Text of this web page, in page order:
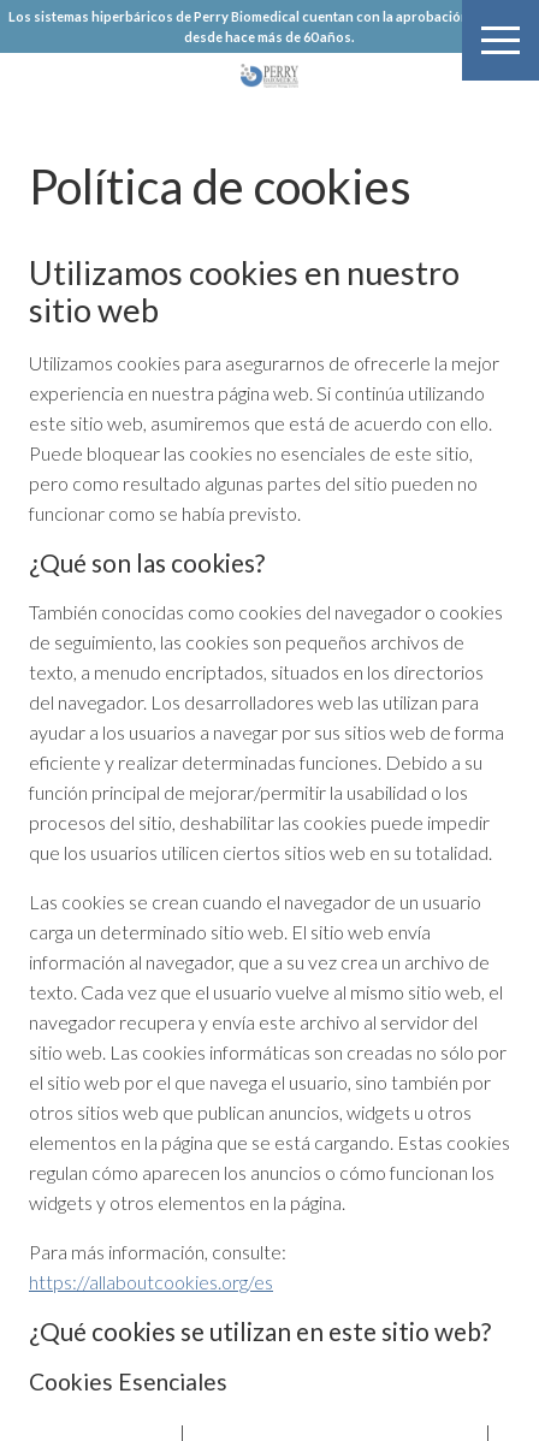
Skip
Los sistemas hiperbáricos de Perry Biomedical cuentan con la aprobación de la FDA
desde hace más de 60 años.
Perry Baromedical (LAT)
Hyperbaric Chambers and Equipment
Política de cookies
Utilizamos cookies en nuestro
sitio web
Utilizamos cookies para asegurarnos de ofrecerle la mejor
experiencia en nuestra página web. Si continúa utilizando
este sitio web, asumiremos que está de acuerdo con ello.
Puede bloquear las cookies no esenciales de este sitio,
pero como resultado algunas partes del sitio pueden no
funcionar como se había previsto.
¿Qué son las cookies?
También conocidas como cookies del navegador o cookies
de seguimiento, las cookies son pequeños archivos de
texto, a menudo encriptados, situados en los directorios
del navegador. Los desarrolladores web las utilizan para
ayudar a los usuarios a navegar por sus sitios web de forma
eficiente y realizar determinadas funciones. Debido a su
función principal de mejorar/permitir la usabilidad o los
procesos del sitio, deshabilitar las cookies puede impedir
que los usuarios utilicen ciertos sitios web en su totalidad.
Las cookies se crean cuando el navegador de un usuario
carga un determinado sitio web. El sitio web envía
información al navegador, que a su vez crea un archivo de
texto. Cada vez que el usuario vuelve al mismo sitio web, el
navegador recupera y envía este archivo al servidor del
sitio web. Las cookies informáticas son creadas no sólo por
el sitio web por el que navega el usuario, sino también por
otros sitios web que publican anuncios, widgets u otros
elementos en la página que se está cargando. Estas cookies
regulan cómo aparecen los anuncios o cómo funcionan los
widgets y otros elementos en la página.
Para más información, consulte:
https://allaboutcookies.org/es
¿Qué cookies se utilizan en este sitio web?
Cookies Esenciales